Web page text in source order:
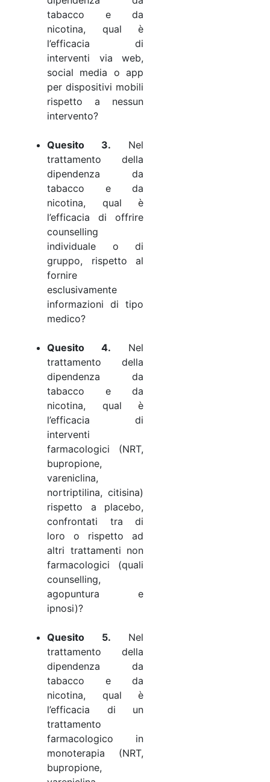
tabacco e da
nicotina, qual è
l’efficacia di
interventi via web,
social media o app
per dispositivi mobili
rispetto a nessun
intervento?
Quesito 3. Nel
trattamento della
dipendenza da
tabacco e da
nicotina, qual è
l’efficacia di offrire
counselling
individuale o di
gruppo, rispetto al
fornire
esclusivamente
informazioni di tipo
medico?
Quesito 4. Nel
trattamento della
dipendenza da
tabacco e da
nicotina, qual è
l’efficacia di
interventi
farmacologici (NRT,
bupropione,
vareniclina,
nortriptilina, citisina)
rispetto a placebo,
confrontati tra di
loro o rispetto ad
altri trattamenti non
farmacologici (quali
counselling,
agopuntura e
ipnosi)?
Quesito 5. Nel
trattamento della
dipendenza da
tabacco e da
nicotina, qual è
l’efficacia di un
trattamento
farmacologico in
monoterapia (NRT,
bupropione,